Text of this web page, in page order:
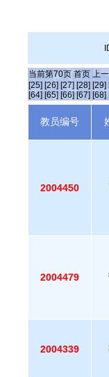
当前第70页 首页 上
[25] [26] [27] [28] [29]
[64] [65] [66] [67] [68]
教员编号
2004450
2004479
2004339